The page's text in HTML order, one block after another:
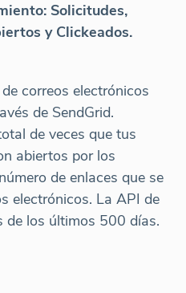
Solicitudes,
y Clickeados.
correos electrónicos
de SendGrid.
de veces que tus
abiertos por los
de enlaces que se
electrónicos. La API de
de los últimos 500 días.